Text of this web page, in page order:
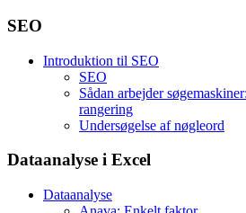
SEO
Introduktion til SEO
SEO
Sådan arbejder
rangering
Undersøgelse af nøgleord
Dataanalyse i Excel
Dataanalyse